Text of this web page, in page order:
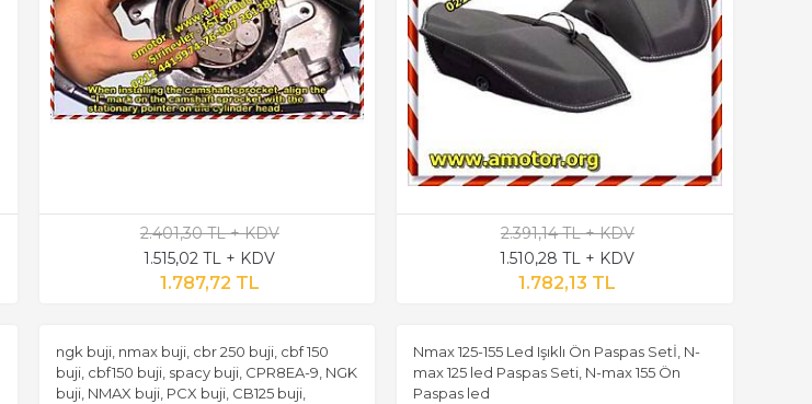
2.401,30 TL + KDV
1.515,02 TL + KDV
1.787,72 TL
2.391,14 TL + KDV
1.510,28 TL + KDV
1.782,13 TL
ngk buji, nmax buji, cbr 250 buji, cbf 150
buji, cbf150 buji, spacy buji, CPR8EA-9, NGK
buji, NMAX buji, PCX buji, CB125 buji,
Nmax 125-155 Led Işıklı Ön Paspas Setİ, N-
max 125 led Paspas Seti, N-max 155 Ön
Paspas led